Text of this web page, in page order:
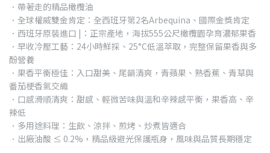
．帶著走的精品橄欖油
．全球權威雙金肯定：全西班牙第2名Arbequina、國際金獎肯定
．西班牙原裝進口 |：正宗產地，海拔555公尺橄欖園孕育濃郁果香
．早收冷壓工藝：24小時鮮採、25°C低溫萃取，完整保留果香與多
酚營養
．果香平衡極佳：入口甜美、尾韻清爽，青蘋果、熟香蕉、青草與
番茄梗香氣交織
．口感滑順清爽：甜感、輕微苦味與溫和辛辣感平衡，果香高、辛
辣低
．多用途料理：生飲、涼拌、煎烤、炒煮皆適合
．出廠油酸 ≤ 0.2%，精品級避光保護瓶身，風味與品質長期穩定